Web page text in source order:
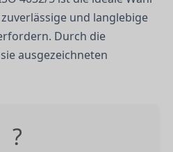
und langlebige
Durch die
ausgezeichneten
?